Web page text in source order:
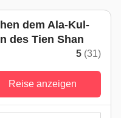
dem Ala-Kul-
des Tien Shan
5 (31)
Reise anzeigen